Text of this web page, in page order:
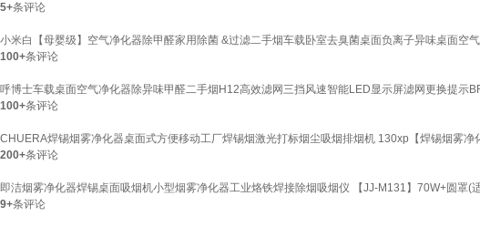
5+条评论
小米白【母婴级】空气净化器除甲醛家用除菌 &过滤二手烟车载卧室去臭菌桌面负离子异味桌面空
100+条评论
呼博士车载桌面空气净化器除异味甲醛二手烟H12高效滤网三挡风速智能LED显示屏滤网更换提示
100+条评论
CHUERA焊锡烟雾净化器桌面式方便移动工厂焊锡烟激光打标烟尘吸烟排烟机 130xp【焊锡烟雾净
200+条评论
即洁烟雾净化器焊锡桌面吸烟机小型烟雾净化器工业烙铁焊接除烟吸烟仪 【JJ-M131】70W+圆罩(
9+条评论